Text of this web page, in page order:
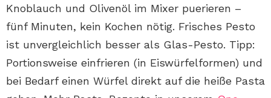
Knoblauch und Olivenöl im Mixer puerieren –
fünf Minuten, kein Kochen nötig. Frisches Pesto
ist unvergleichlich besser als Glas-Pesto. Tipp:
Portionsweise einfrieren (in Eiswürfelformen) und
bei Bedarf einen Würfel direkt auf die heiße Pasta